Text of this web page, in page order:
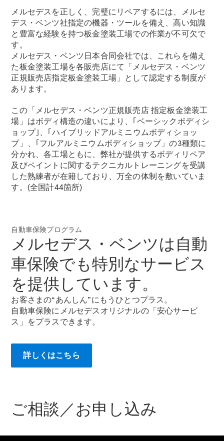
CLE Coupé
Mercedes-
AMG GT
Coupé
AMG GT 4-
Door-Coupé
Mercedes-
AMG GT
Coupé
試乗リクエ
スト
オンライン
ショールー
ム
Cabriolet/Roadster
All
Cabriolet/Roadster
CLE
Cabriolet
Mercedes-
AMG SL
Roadster
Maybach SL
オンライン
ショールー
メルセデスを正しく、完璧にリペアするには、メルセ
デス・ベンツ社指定の機器・ツールを備え、高い知識
と豊富な経験を持つ板金塗装工場での作業が不可欠で
す。
メルセデス・ベンツ日本合同会社では、これらを備え
た板金塗装工場を各販売店にて「メルセデス・ベンツ
正規販売店指定板金塗装工場」として認定する制度が
あります。
この「メルセデス・ベンツ正規販売店 指定板金塗装工
場」はボディ構造の違いにより、｢ベーシックボディシ
ョップ｣、｢ハイブリッドアルミニウムボディショッ
プ」、｢フルアルミニウムボディショップ」の3種類に
分かれ、各工場ともに、弊社が提供するボディリペア
及びペイントに関するテクニカルトレーニングを受講
した熟練者が在籍しており、万全の体制を敷いていま
す。(全国計44箇所)
自動車保険プログラム
メルセデス・ベンツは自動
車保険でも特別なサービス
を提供しています。
お客さまの“あんしん”にもうひとつプラス。
自動車保険にメルセデスオリジナルの「安心サービ
ス」をプラスできます。
詳しくはこちら
ご相談／お申し込み